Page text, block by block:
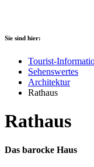
Sie sind hier:
Tourist-
Sehenswertes
Architektur
Rathaus
Rathaus
Das barocke Haus